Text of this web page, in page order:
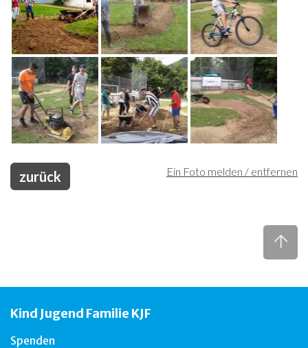
Newsletter
Ein Foto melden / entfernen
zurück
Kind Jugend Familie KJF
Spenden